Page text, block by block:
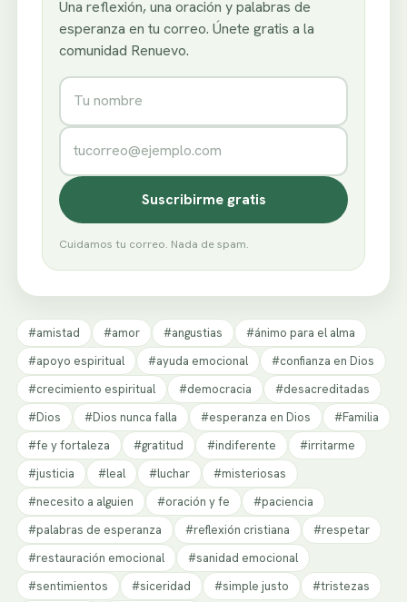
Una reflexión, una oración y palabras de
esperanza en tu correo. Únete gratis a la
comunidad Renuevo.
Nombre
Correo electrónico
Suscribirme gratis
Cuidamos tu correo. Nada de spam.
#amistad #amor #angustias
#ánimo para el alma
#apoyo espiritual
#ayuda emocional
#confianza en Dios
#crecimiento espiritual
#democracia
#desacreditadas
#Dios
#Dios nunca falla #esperanza en Dios
#Familia
#fe y fortaleza
#gratitud #indiferente
#irritarme
#justicia
#leal #luchar
#misteriosas
#necesito a alguien
#oración y fe
#paciencia
#palabras de esperanza
#reflexión cristiana
#respetar
#restauración emocional
#sanidad emocional
#sentimientos
#siceridad #simple justo
#tristezas